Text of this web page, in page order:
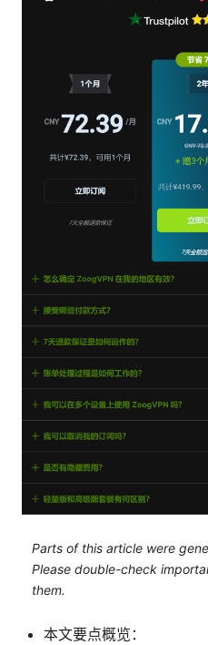
Parts of this article were
Please double-check
them.
本文要点概览：